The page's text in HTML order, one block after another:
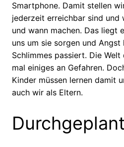
Smartphone. Damit stellen
jederzeit erreichbar sind und
und wann machen. Das liegt
uns um sie sorgen und Angst
Schlimmes passiert. Die
mal einiges an Gefahren.
Kinder müssen lernen damit
auch wir als Eltern.